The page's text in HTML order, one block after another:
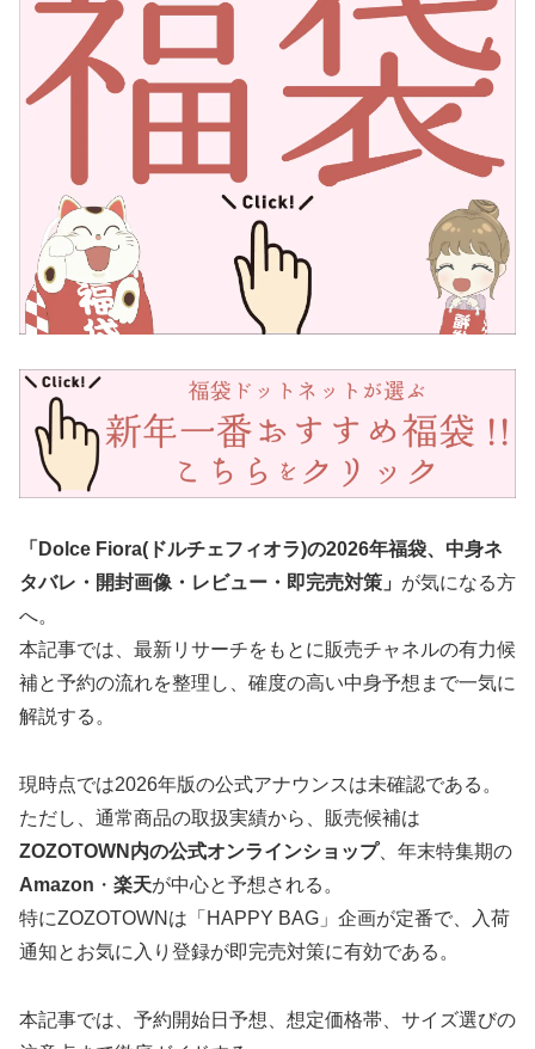
「Dolce Fiora(ドルチェフィオラ)の2026年福袋、中身ネ
タバレ・開封画像・レビュー・即完売対策」 が気になる方
へ。
本記事では、最新リサーチをもとに販売チャネルの有力候
補と予約の流れを整理し、確度の高い中身予想まで一気に
解説する。
現時点では2026年版の公式アナウンスは未確認である。
ただし、通常商品の取扱実績から、販売候補は
ZOZOTOWN内の公式オンラインショップ、年末特集期の
Amazon ・ 楽天が中心と予想される。
特にZOZOTOWNは「HAPPY BAG」企画が定番で、入荷
通知とお気に入り登録が即完売対策に有効である。
本記事では、予約開始日予想、想定価格帯、サイズ選びの